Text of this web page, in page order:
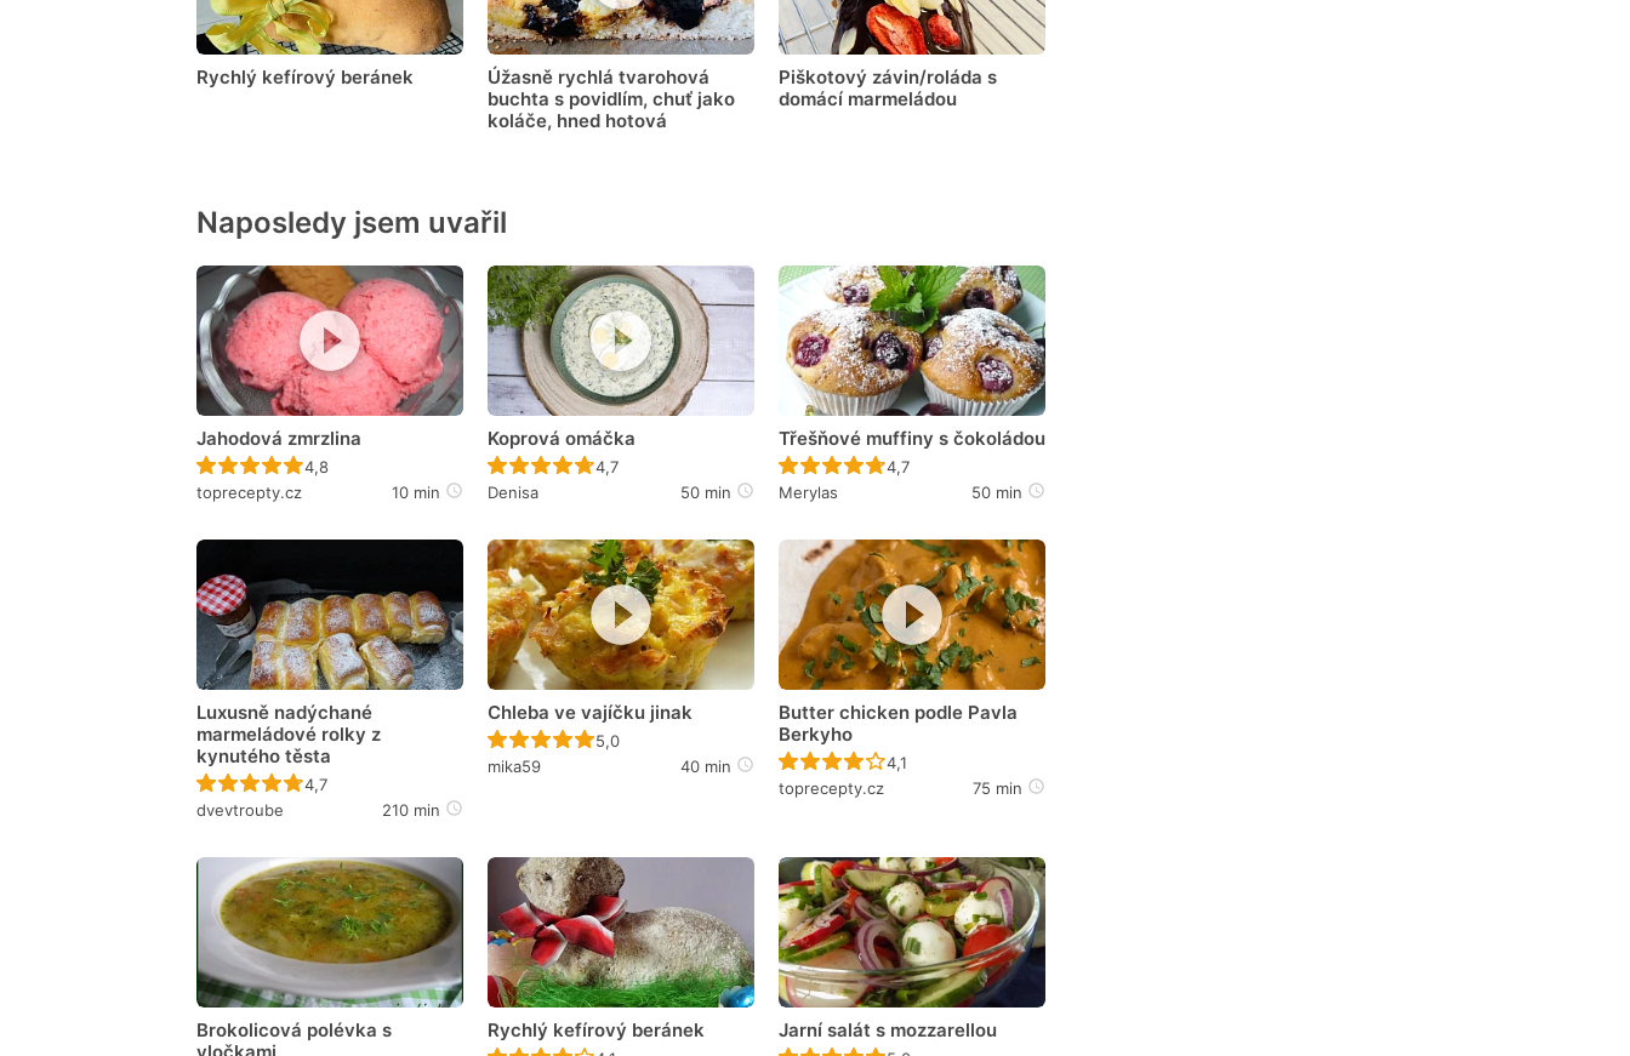
Rychlý kefírový beránek
Úžasně rychlá tvarohová
buchta s povidlím, chuť jako
koláče, hned hotová
Piškotový závin/roláda s
domácí marmeládou
Naposledy jsem uvařil
Jahodová zmrzlina
Recept ještě nebyl hodnocen
4,8
toprecepty.cz
10 min
Koprová omáčka
Recept ještě nebyl hodnocen
4,7
Denisa
50 min
Třešňové muffiny s čokoládou
Recept ještě nebyl hodnocen
4,7
Merylas
50 min
Luxusně nadýchané
marmeládové rolky z
kynutého těsta
Recept ještě nebyl hodnocen
4,7
dvevtroube
210 min
Chleba ve vajíčku jinak
Recept ještě nebyl hodnocen
5,0
mika59
40 min
Butter chicken podle Pavla
Berkyho
Recept ještě nebyl hodnocen
4,1
toprecepty.cz
75 min
Brokolicová polévka s
vločkami
Rychlý kefírový beránek Jarní salát s mozzarellou